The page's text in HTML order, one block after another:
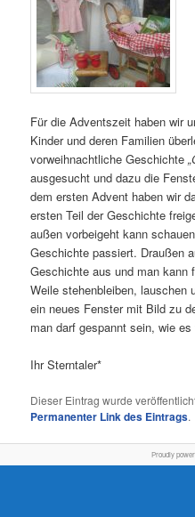
Für die Adventszeit haben wir
Kinder und deren Familien
vorweihnachtliche Geschichte
ausgesucht und dazu die
dem ersten Advent haben wir
ersten Teil der Geschichte
außen vorbeigeht kann
Geschichte passiert. Draußen
Geschichte aus und man kann
Weile stehenbleiben, lauschen
ein neues Fenster mit Bild zu
man darf gespannt sein, wie
Ihr Sterntaler*
Dieser Eintrag wurde
Permanenter Link des Eintrags.
Proudly